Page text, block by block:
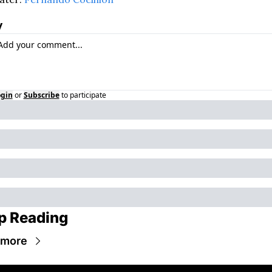
or Subscribe to participate
Reading